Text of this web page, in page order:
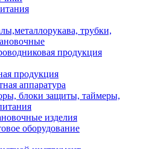
трубки,
продукция
продукция
аппаратура
блоки защиты, таймеры,
изделия
оборудование